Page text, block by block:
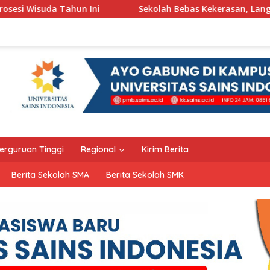
Sekolah Bebas Kekerasan, Langkah Pemkot Kediri
Tinggi Regional Kirim Berita
Berita Sekolah SMA Berita Sekolah SMK